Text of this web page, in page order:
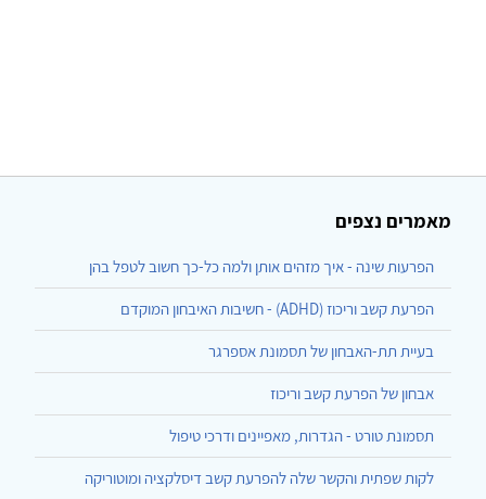
מאמרים נצפים
הפרעות שינה - איך מזהים אותן ולמה כל-כך חשוב לטפל בהן
הפרעת קשב וריכוז (ADHD) - חשיבות האיבחון המוקדם
בעיית תת-האבחון של תסמונת אספרגר
אבחון של הפרעת קשב וריכוז
תסמונת טורט - הגדרות, מאפיינים ודרכי טיפול
לקות שפתית והקשר שלה להפרעת קשב דיסלקציה ומוטוריקה